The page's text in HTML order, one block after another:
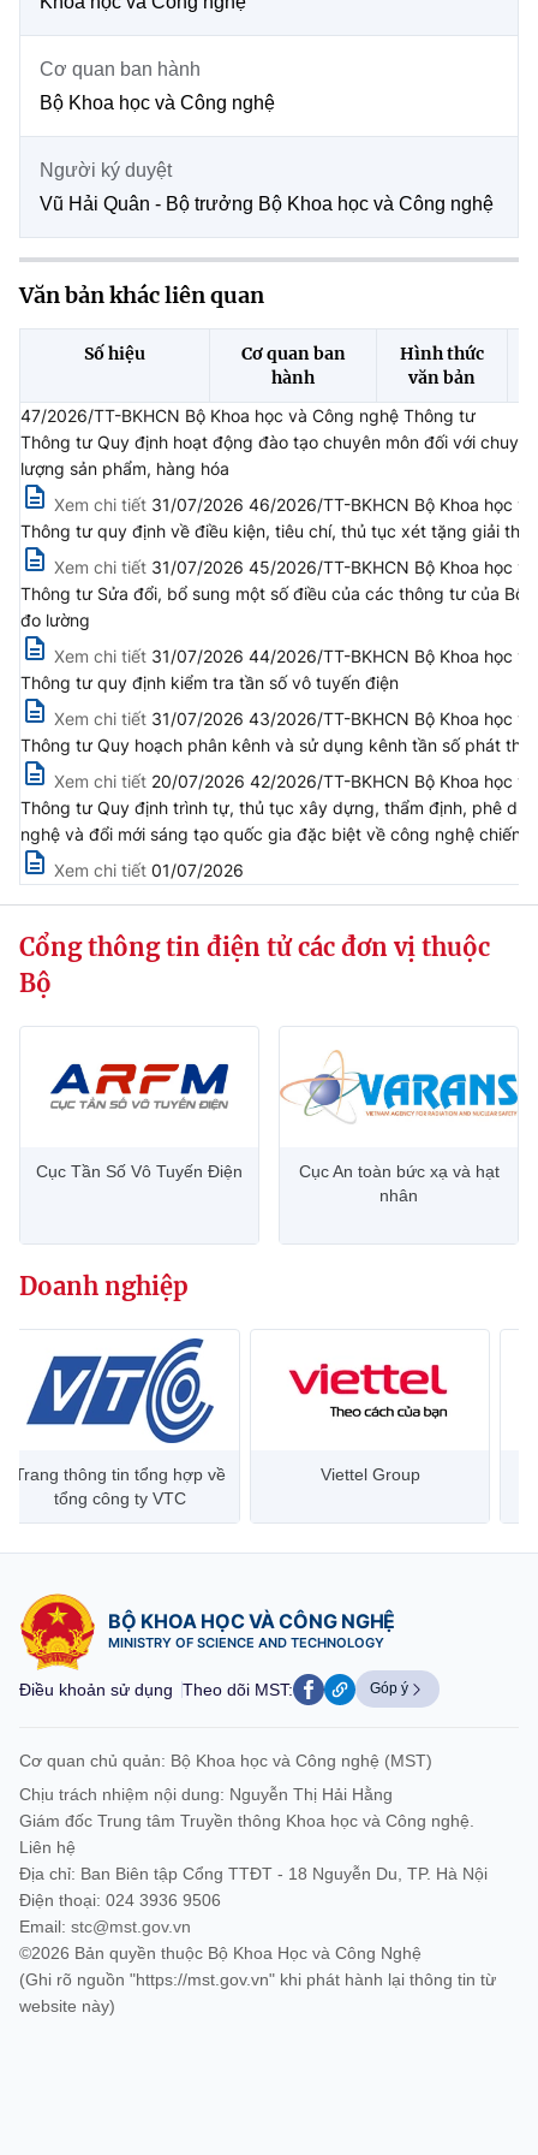
Chọn ngôn ngữ
Vietnamese
BỘ KHOA HỌC VÀ CÔNG NGHỆ
MINISTRY OF SCIENCE AND TECHNOLOGY
Điều khoản sử dụng Theo dõi MST:
Cơ quan chủ quản: Bộ Khoa học và Công nghệ (MST)
Chịu trách nhiệm nội dung: Nguyễn Thị Hải Hằng
Giám đốc Trung tâm Truyền thông Khoa học và Công nghệ.
Liên hệ
Địa chỉ: Ban Biên tập Cổng TTĐT - 18 Nguyễn Du, TP. Hà Nội
Điện thoại: 024 3936 9506
Email:
©2026 Bản quyền thuộc Bộ Khoa Học và Công Nghệ
(Ghi rõ nguồn "https://mst.gov.vn" khi phát hành lại thông tin từ
website này)
Cơ quan ban hành
Bộ Khoa học và Công nghệ
Người ký duyệt
Vũ Hải Quân - Bộ trưởng Bộ Khoa học và Công nghệ
Văn bản khác liên quan
Số hiệu
Cơ quan ban
hành
Hình thức
văn bản
47/2026/TT-BKHCN Bộ Khoa học và Công nghệ Thông tư
Thông tư Quy định hoạt động đào tạo chuyên môn đối với
lượng sản phẩm, hàng hóa
Xem chi tiết 31/07/2026 46/2026/TT-BKHCN Bộ Khoa học
Thông tư quy định về điều kiện, tiêu chí, thủ tục xét tặng giải
Xem chi tiết 31/07/2026 45/2026/TT-BKHCN Bộ Khoa học
Thông tư Sửa đổi, bổ sung một số điều của các thông tư của
đo lường
Xem chi tiết 31/07/2026 44/2026/TT-BKHCN Bộ Khoa học
Thông tư quy định kiểm tra tần số vô tuyến điện
Xem chi tiết 31/07/2026 43/2026/TT-BKHCN Bộ Khoa học
Thông tư Quy hoạch phân kênh và sử dụng kênh tần số phát
Xem chi tiết 20/07/2026 42/2026/TT-BKHCN Bộ Khoa học
Thông tư Quy định trình tự, thủ tục xây dựng, thẩm định, phê
nghệ và đổi mới sáng tạo quốc gia đặc biệt về công nghệ chiến
Xem chi tiết 01/07/2026
Cổng thông tin điện tử các đơn vị thuộc
Bộ
Cục Tần Số Vô Tuyến Điện
Cục An toàn bức xạ và hạt
nhân
Doanh nghiệp
Trang thông tin tổng hợp về
tổng công ty VTC
Viettel Group
BỘ KHOA HỌC VÀ CÔNG NGHỆ
MINISTRY OF SCIENCE AND TECHNOLOGY
Điều khoản sử dụng Theo dõi MST: Góp ý
Cơ quan chủ quản: Bộ Khoa học và Công nghệ (MST)
Chịu trách nhiệm nội dung: Nguyễn Thị Hải Hằng
Giám đốc Trung tâm Truyền thông Khoa học và Công nghệ.
Liên hệ
Địa chỉ: Ban Biên tập Cổng TTĐT - 18 Nguyễn Du, TP. Hà Nội
Điện thoại: 024 3936 9506
Email: stc@mst.gov.vn
©2026 Bản quyền thuộc Bộ Khoa Học và Công Nghệ
(Ghi rõ nguồn "https://mst.gov.vn" khi phát hành lại thông tin từ
website này)